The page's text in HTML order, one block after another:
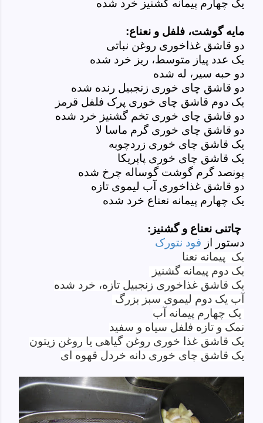
یک چهارم پیمانه گشنیز خرد شده
مایه گوشت، فلفل و نعناع:
دو قاشق غذاخوری روغن نباتی
یک عدد پیاز متوسط، ریز خرد شده
دو حبه سیر، له شده
دو قاشق چای خوری زنجبیل رنده شده
یک دوم قاشق چای خوری پرک فلفل قرمز
دو قاشق چای خوری تخم گشنیز خرد شده
دو قاشق چای خوری گرم ماسا لا
یک قاشق چای خوری زردچوبه
یک قاشق چای خوری پاپریکا
پونصد گرم گوشت گوساله چرخ شده
دو قاشق غذاخوری آب لیموی تازه
یک چهارم پیمانه نعناع خرد شده
چاتنی نعناع و گشنیز:
دستور از فود نتورک
یک پیمانه نعنا
یک دوم پیمانه گشنیز
یک قاشق غذاخوری زنجبیل تازه، خرد شده
آب یک دوم لیموی سبز بزرگ
یک چهارم پیمانه آب
نمک و تازه فلفل سیاه و سفید
یک قاشق غذا خوری روغن گیاهی یا روغن زیتون
یک قاشق چای خوری دانه خردل قهوه ای